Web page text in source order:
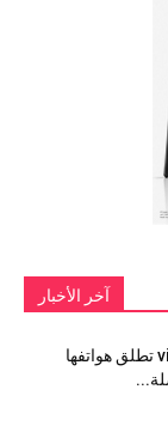
آخر الأخبار
العلامة التّكنولوجيّة العالميّة vivo تطلق هواتفها